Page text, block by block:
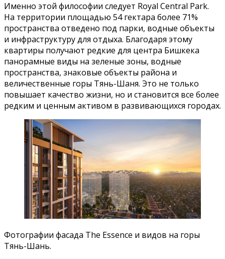
Именно этой философии следует Royal Central Park.
На территории площадью 54 гектара более 71%
пространства отведено под парки, водные объекты
и инфраструктуру для отдыха. Благодаря этому
квартиры получают редкие для центра Бишкека
панорамные виды на зеленые зоны, водные
пространства, знаковые объекты района и
величественные горы Тянь-Шаня. Это не только
повышает качество жизни, но и становится все более
редким и ценным активом в развивающихся городах.
Фотографии фасада The Essence и видов на горы
Тянь-Шань.